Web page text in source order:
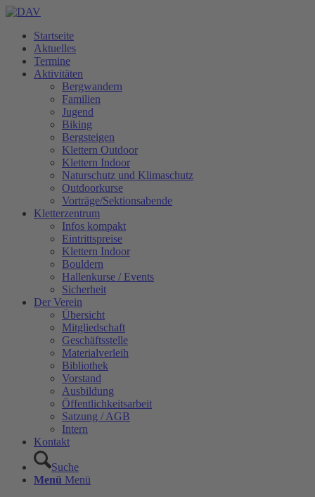
Startseite
Aktuelles
Termine
Aktivitäten
Bergwandern
Familien
Jugend
Biking
Bergsteigen
Klettern Outdoor
Klettern Indoor
Naturschutz und Klimaschutz
Outdoorkurse
Vorträge/Sektionsabende
Kletterzentrum
Infos kompakt
Eintrittspreise
Klettern Indoor
Bouldern
Hallenkurse / Events
Sicherheit
Der Verein
Übersicht
Mitgliedschaft
Geschäftsstelle
Materialverleih
Bibliothek
Vorstand
Ausbildung
Öffentlichkeitsarbeit
Satzung / AGB
Intern
Kontakt
Suche
Menü Menü